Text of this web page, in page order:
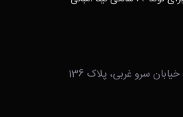
سرو غربی، پلاک 136